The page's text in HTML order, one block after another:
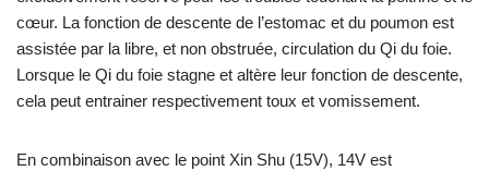
cœur. La fonction de descente de l’estomac et du poumon est
assistée par la libre, et non obstruée, circulation du Qi du foie.
Lorsque le Qi du foie stagne et altère leur fonction de descente,
cela peut entrainer respectivement toux et vomissement.
En combinaison avec le point Xin Shu (15V), 14V est